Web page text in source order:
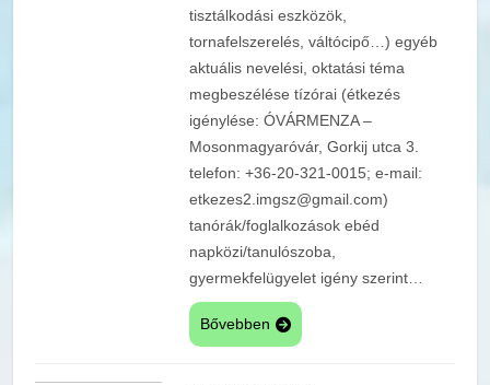
tisztálkodási eszközök,
tornafelszerelés, váltócipő…) egyéb
aktuális nevelési, oktatási téma
megbeszélése tízórai (étkezés
igénylése: ÓVÁRMENZA –
Mosonmagyaróvár, Gorkij utca 3.
telefon: +36-20-321-0015; e-mail:
etkezes2.imgsz@gmail.com)
tanórák/foglalkozások ebéd
napközi/tanulószoba,
gyermekfelügyelet igény szerint…
Bővebben